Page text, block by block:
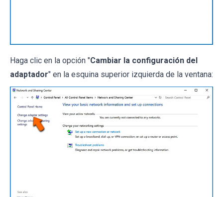
Haga clic en la opción "Cambiar la configuración del
adaptador" en la esquina superior izquierda de la ventana: